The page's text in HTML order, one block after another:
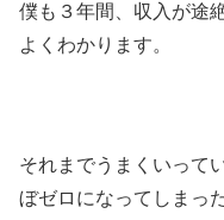
僕も３年間、収入が途
よくわかります。
それまでうまくいって
ぼゼロになってしまっ